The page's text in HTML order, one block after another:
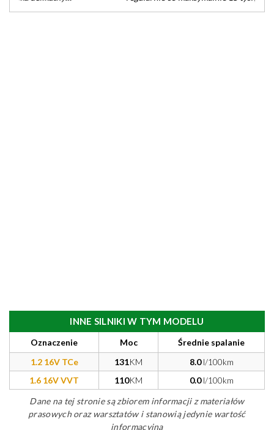
tys…
INNE SILNIKI W TYM MODELU
Oznaczenie Moc
Średnie spalanie
1.2 16V TCe
131KM 8.0l/100km
1.6 16V VVT
110KM 0.0l/100km
Dane na tej stronie są zbiorem informacji z materiałów
prasowych oraz warsztatów i stanowią jedynie wartość
informacyjną